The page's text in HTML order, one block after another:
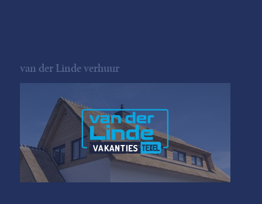
van der Linde verhuur